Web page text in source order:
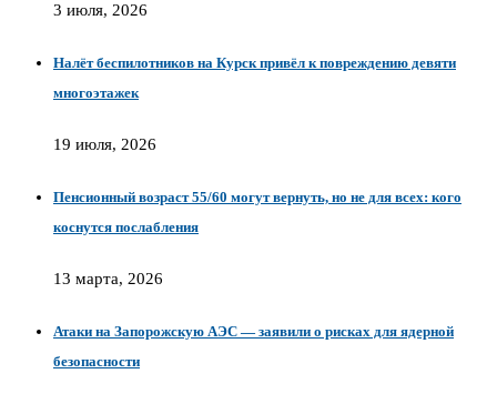
3 июля, 2026
Налёт беспилотников на Курск привёл к повреждению девяти
многоэтажек
19 июля, 2026
Пенсионный возраст 55/60 могут вернуть, но не для всех: кого
коснутся послабления
13 марта, 2026
Атаки на Запорожскую АЭС — заявили о рисках для ядерной
безопасности